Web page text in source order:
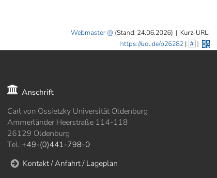
Webmaster (Stand: 24.06.2026) | Kurz-URL:
https://uol.de/p26282| # |
Anschrift
Carl von Ossietzky Universität Oldenburg
Ammerländer Heerstraße 114-118
26129 Oldenburg
Tel. +49-(0)441-798-0
Kontakt / Anfahrt / Lageplan